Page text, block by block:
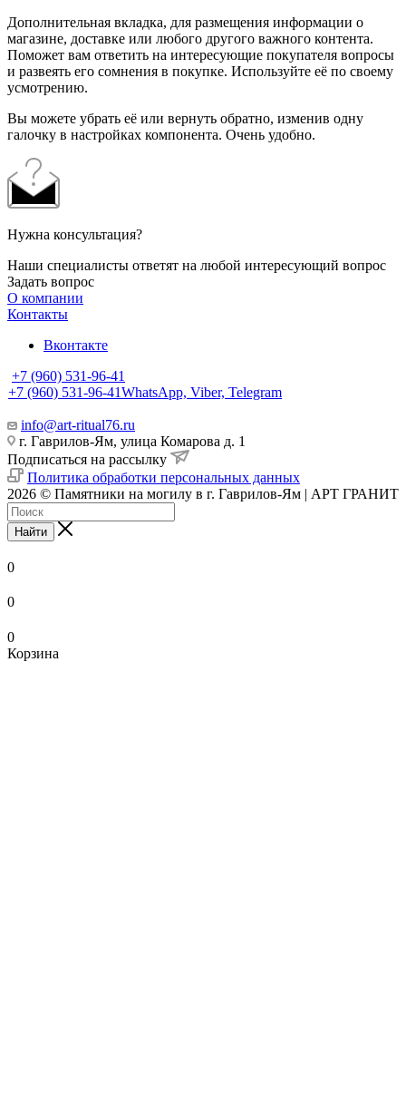
Дополнительная вкладка, для размещения информации о
магазине, доставке или любого другого важного контента.
Поможет вам ответить на интересующие покупателя вопросы
и развеять его сомнения в покупке. Используйте её по своему
усмотрению.
Вы можете убрать её или вернуть обратно, изменив одну
галочку в настройках компонента. Очень удобно.
Нужна консультация?
Наши специалисты ответят на любой интересующий вопрос
Задать вопрос
О компании
Контакты
Вконтакте
+7 (960) 531-96-41
+7 (960) 531-96-41WhatsApp, Viber, Telegram
info@art-ritual76.ru
г. Гаврилов-Ям, улица Комарова д. 1
Подписаться на рассылку
Политика обработки персональных данных
2026 © Памятники на могилу в г. Гаврилов-Ям | АРТ ГРАНИТ
Найти
0
0
0
Корзина